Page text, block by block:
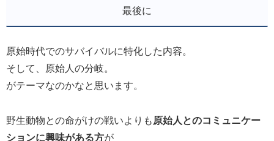
最後に
原始時代でのサバイバルに特化した内容。
そして、原始人の分岐。
がテーマなのかなと思います。
野生動物との命がけの戦いよりも 原始人とのコミュニケー
ションに興味がある方が